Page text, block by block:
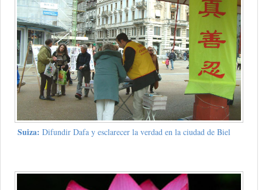
Suiza: Difundir Dafa y esclarecer la verdad en la ciudad de Biel